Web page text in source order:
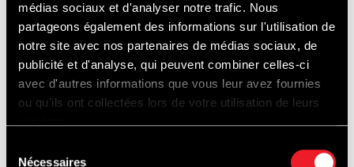
médias sociaux et d'analyser notre trafic. Nous
partageons également des informations sur l'utilisation de
notre site avec nos partenaires de médias sociaux, de
publicité et d'analyse, qui peuvent combiner celles-ci
avec d'autres informations que vous leur avez fournies
ou qu'ils ont collectées lors de votre utilisation de leurs
Nécessaires
legendarische race, kunnen liefhebbers van endurance-motoren
zich nu ook abonneren op de 24H SPA EWC Motos-nieuwsbrief,
en dit via de startpagina van de website
worden ze als eerste op de hoogte gebracht van de opening van
de ticketverkoop, de promoties en alle informatie met
betrekking tot een weekend dat nu al uitzonderlijk belooft te